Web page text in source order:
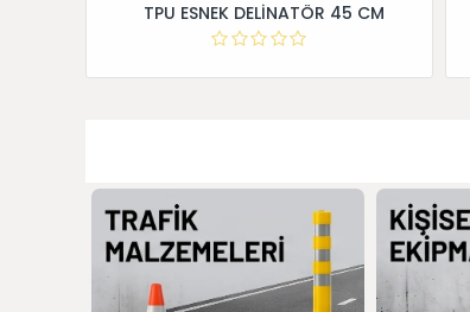
TPU ESNEK DELİNATÖR 45 CM